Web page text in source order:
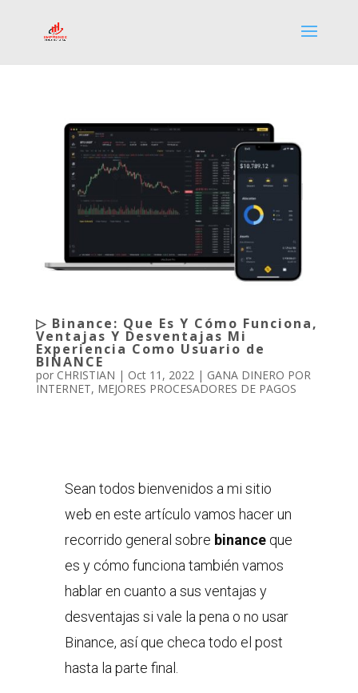
▷ Binance: Que Es Y Cómo Funciona,
Ventajas Y Desventajas Mi
Experiencia Como Usuario de
BINANCE
por CHRISTIAN | Oct 11, 2022| GANA DINERO POR
INTERNET, MEJORES PROCESADORES DE PAGOS
Sean todos bienvenidos a mi sitio
web en este artículo vamos hacer un
recorrido general sobre binanceque
es y cómo funciona también vamos
hablar en cuanto a sus ventajas y
desventajas si vale la pena o no usar
Binance, así que checa todo el post
hasta la parte final.